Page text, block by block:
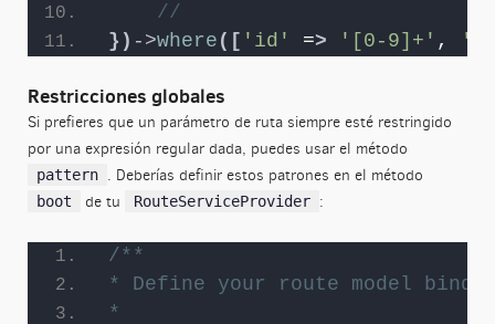
//
}) ->where ([ 'id' => '[0-9]+' ,
Restricciones globales
Si prefieres que un parámetro de ruta siempre esté restringido
por una expresión regular dada, puedes usar el método
pattern . Deberías definir estos patrones en el método
boot de tu RouteServiceProvider :
/**
* Define your route model
*